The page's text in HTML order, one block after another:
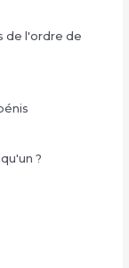
de l'ordre de
?